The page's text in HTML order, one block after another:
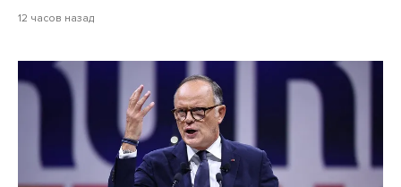
12 часов назад